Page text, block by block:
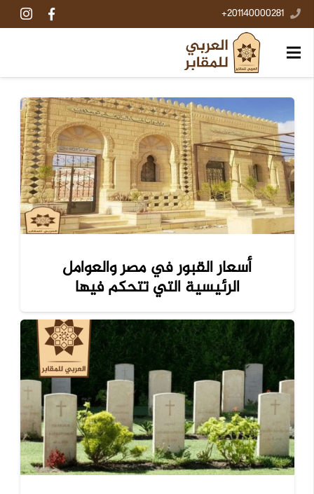
201140000281+
أسعار القبور في مصر والعوامل
الرئيسية التي تتحكم فيها